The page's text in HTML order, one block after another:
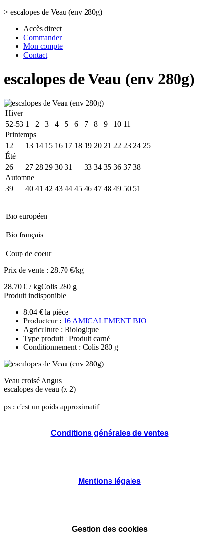
> escalopes de Veau (env 280g)
Accès direct
Commander
Mon compte
Contact
escalopes de Veau (env 280g)
Hiver
52-53 1 2 3 4 5 6 7 8 9 10 11
Printemps
12
13 14 15 16 17 18 19 20 21 22 23 24 25
Été
26
27 28 29 30 31 33 34 35 36 37 38
Automne
39
40 41 42 43 44 45 46 47 48 49 50 51
Bio européen
Bio français
Coup de coeur
Prix de vente : 28.70 €/kg
28.70 € / kgColis 280 g
Produit indisponible
8.04 € la pièce
Producteur : 16 AMICALEMENT BIO
Agriculture : Biologique
Type produit : Produit carné
Conditionnement : Colis 280 g
Veau croisé Angus
escalopes de veau (x 2)
ps : c'est un poids approximatif
Conditions générales de ventes
Mentions légales
Gestion des cookies